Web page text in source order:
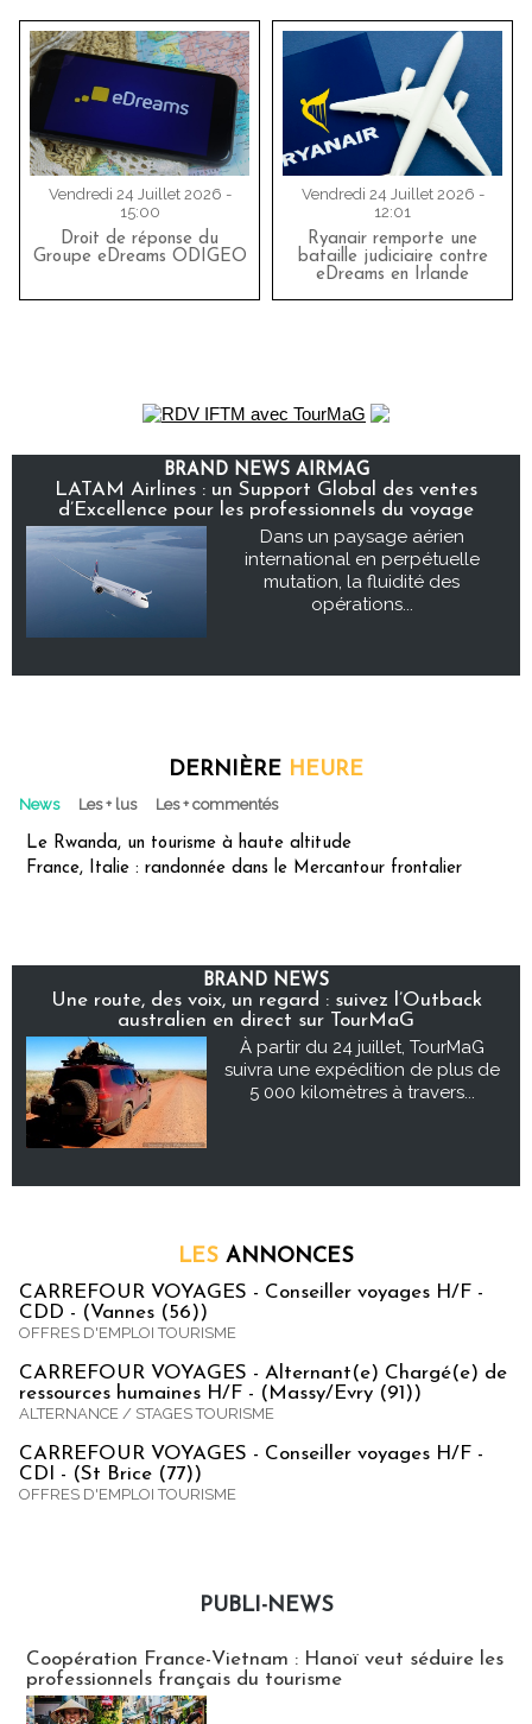
Vendredi 24 Juillet 2026 -
15:00
Droit de réponse du
Groupe eDreams ODIGEO
Vendredi 24 Juillet 2026 -
12:01
Ryanair remporte une
bataille judiciaire contre
eDreams en Irlande
BRAND NEWS AIRMAG
LATAM Airlines : un Support Global des ventes
d’Excellence pour les professionnels du voyage
Dans un paysage aérien
international en perpétuelle
mutation, la fluidité des
opérations...
DERNIÈRE HEURE
News Les + lus Les + commentés
Le Rwanda, un tourisme à haute altitude
France, Italie : randonnée dans le Mercantour frontalier
BRAND NEWS
Une route, des voix, un regard : suivez l’Outback
australien en direct sur TourMaG
À partir du 24 juillet, TourMaG
suivra une expédition de plus de
5 000 kilomètres à travers...
LES ANNONCES
CARREFOUR VOYAGES - Conseiller voyages H/F -
CDD - (Vannes (56))
OFFRES D'EMPLOI TOURISME
CARREFOUR VOYAGES - Alternant(e) Chargé(e) de
ressources humaines H/F - (Massy/Evry (91))
ALTERNANCE / STAGES TOURISME
CARREFOUR VOYAGES - Conseiller voyages H/F -
CDI - (St Brice (77))
OFFRES D'EMPLOI TOURISME
PUBLI-NEWS
Coopération France-Vietnam : Hanoï veut séduire les
professionnels français du tourisme